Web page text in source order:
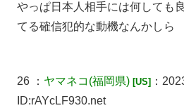
やっぱ日本人相手には何しても
てる確信犯的な動機なんかしら
26 ： ヤマネコ (福岡県) [US] ：
ID:rAYcLF930.net